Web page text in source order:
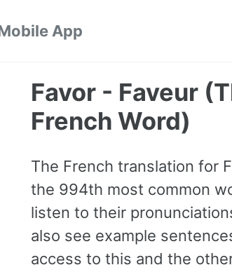
App
Favor - Faveur
French Word)
The French translation for
the 994th most common
listen to their
also see example
access to this and the